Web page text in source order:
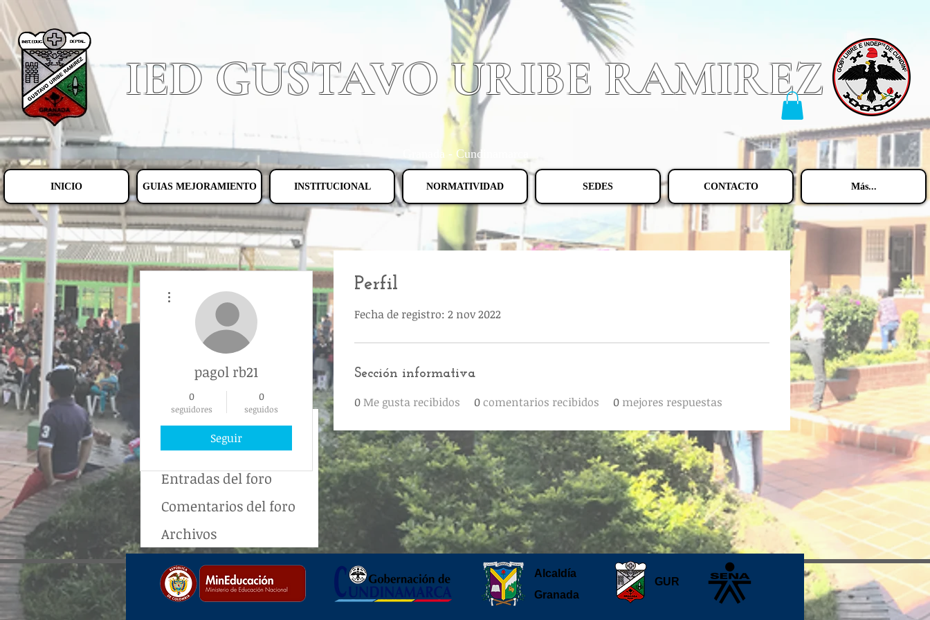
IED GUSTAVO URIBE RAMIREZ
Granada - Cundinamarca
INICIO GUIAS MEJORAMIENTO INSTITUCIONAL NORMATIVIDAD SEDES CONTACTO Más...
Perfil
Fecha de registro: 2 nov 2022
Sección informativa
0Me gusta recibidos 0comentarios recibidos 0 mejores respuestas
Profile
Comentarios del blog
Entradas del foro
Comentarios del foro
Archivos
pagol rb21
0
seguidores
0
seguidos
Seguir
Alcaldía
Granada
GUR